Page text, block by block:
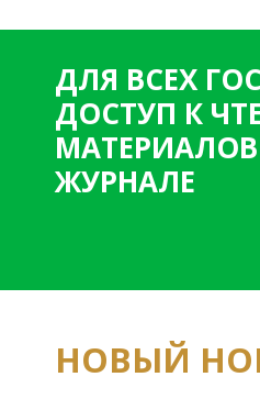
ДЛЯ ВСЕХ
ДОСТУП К
ЖУРНАЛЕ
НОВЫЙ